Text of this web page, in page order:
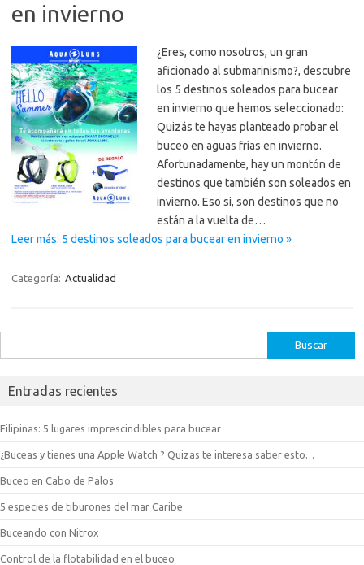
en invierno
¿Eres, como nosotros, un gran
aficionado al submarinismo?, descubre
los 5 destinos soleados para bucear
en invierno que hemos seleccionado:
Quizás te hayas planteado probar el
buceo en aguas frías en invierno.
Afortunadamente, hay un montón de
destinos que también son soleados en
invierno. Eso si, son destinos que no
están a la vuelta de…
Leer más: 5 destinos soleados para bucear en invierno »
Categoría: Actualidad
Entradas recientes
Filipinas: 5 lugares imprescindibles para bucear
¿Buceas y tienes una Apple Watch ? Quizas te interesa saber esto…
Buceo en Cabo de Palos
5 especies de tiburones del mar Caribe
Buceando con Nitrox
Control de la flotabilidad en el buceo